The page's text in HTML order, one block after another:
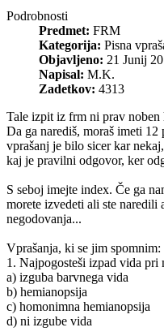
Podrobnosti
Predmet: FRM
Kategorija: Pisna
Objavljeno: 21 Junij
Napisal: M.K.
Zadetkov: 4313
Tale izpit iz frm ni prav
Da ga narediš, moraš imeti
vprašanj je bilo sicer kar
kaj je pravilni odgovor, ker
S seboj imejte index. Če ga
morete izvedeti ali ste
negodovanja...
Vprašanja, ki se jim spomnim:
1. Najpogosteši izpad vida pri
a) izguba barvnega vida
b) hemianopsija
c) homonimna hemianopsija
d) ni izgube vida